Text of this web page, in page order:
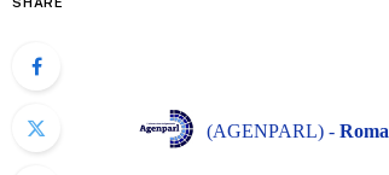
(AGENPARL) - Roma